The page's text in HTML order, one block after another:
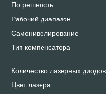
Погрешность
Рабочий диапазон
Самонивелирование
Тип компенсатора
Количество лазерных диодов
Цвет лазера